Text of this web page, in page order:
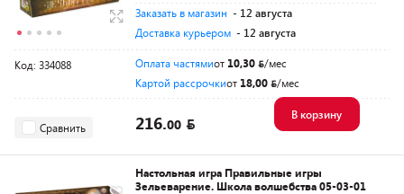
Заказать в магазин - 12 августа
Доставка курьером - 12 августа
Код: 334088 Оплата частямиот 10,30
/мес
Картой рассрочкиот 18,00 /мес
Сравнить 216.00
В корзину
Настольная игра Правильные игры
Зельеварение. Школа волшебства 05-03-01